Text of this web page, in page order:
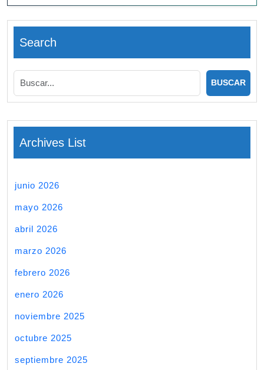
Search
Archives List
junio 2026
mayo 2026
abril 2026
marzo 2026
febrero 2026
enero 2026
noviembre 2025
octubre 2025
septiembre 2025